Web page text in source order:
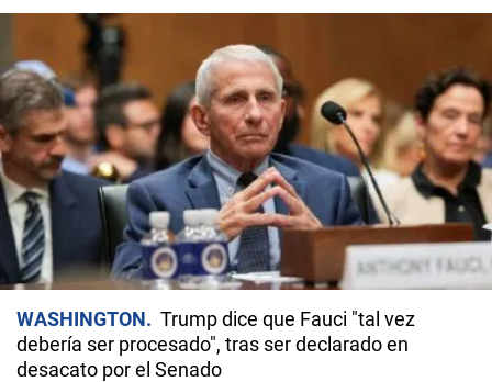
WASHINGTON
Trump dice que Fauci "tal vez
debería ser procesado", tras ser declarado en
desacato por el Senado